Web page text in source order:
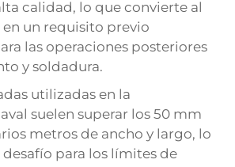
calidad, lo que convierte al
un requisito previo
las operaciones posteriores
y soldadura.
utilizadas en la
suelen superar los 50 mm
metros de ancho y largo, lo
para los límites de